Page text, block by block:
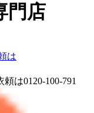
門店
は